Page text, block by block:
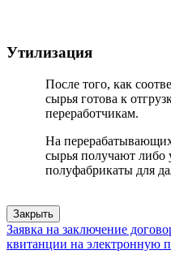
Утилизация
После того, как
сырья готова к
переработчикам.
На
сырья получают либо
полуфабрикаты для
Закрыть
Заявка на заключение
квитанции на электронную